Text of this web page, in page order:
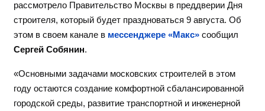
рассмотрело Правительство Москвы в преддверии Дня
строителя, который будет праздноваться 9 августа. Об
этом в своем канале в мессенджере «Макс» сообщил
Сергей Собянин.
«Основными задачами московских строителей в этом
году остаются создание комфортной сбалансированной
городской среды, развитие транспортной и инженерной